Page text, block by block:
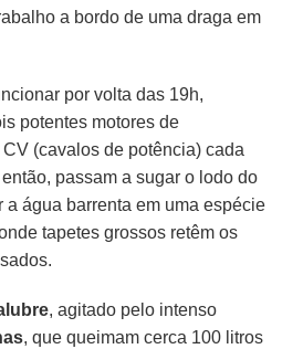
a bordo de uma draga em
por volta das 19h,
potentes motores de
(cavalos de potência) cada
passam a sugar o lodo do
a água barrenta em uma espécie
tapetes grossos retêm os
, agitado pelo intenso
, que queimam cerca 100 litros